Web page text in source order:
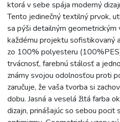
ktorá v sebe spája moderný
Tento jedinečný textilný prvok,
sa pýši detailným geometrickým
každému projektu sofistikovaný
zo 100% polyesteru
trvácnosť, farebnú stálosť a
známy svojou odolnosťou proti
zaručuje, že vaša tvorba si
dobu. Jasná a veselá žltá farba
dizajn, prinášajúc so sebou pocit